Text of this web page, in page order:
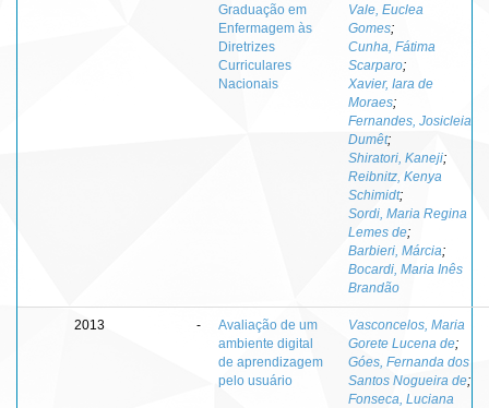
Graduação em
Enfermagem às
Diretrizes
Curriculares
Nacionais
Vale, Euclea
Gomes;
Cunha, Fátima
Scarparo;
Xavier, Iara de
Moraes;
Fernandes, Josicleia
Dumêt;
Shiratori, Kaneji;
Reibnitz, Kenya
Schimidt;
Sordi, Maria Regina
Lemes de;
Barbieri, Márcia;
Bocardi, Maria Inês
Brandão
2013 -
Avaliação de um
ambiente digital
de aprendizagem
pelo usuário
Vasconcelos, Maria
Gorete Lucena de;
Góes, Fernanda dos
Santos Nogueira de;
Fonseca, Luciana